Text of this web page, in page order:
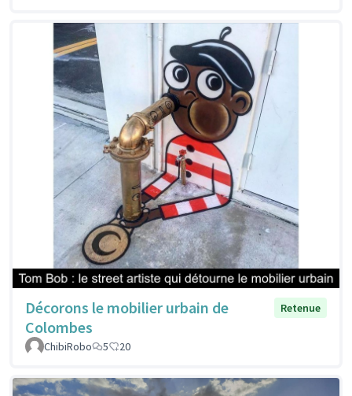
Décorons le mobilier urbain de
Colombes
Retenue
ChibiRobo 5 20